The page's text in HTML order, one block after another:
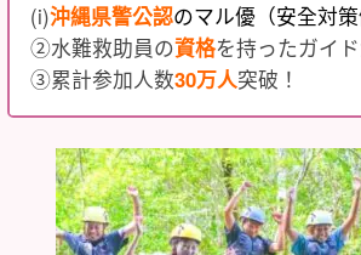
(i)沖縄県警公認のマル優（安全対
②水難救助員の資格を持ったガイ
③累計参加人数30万人突破！